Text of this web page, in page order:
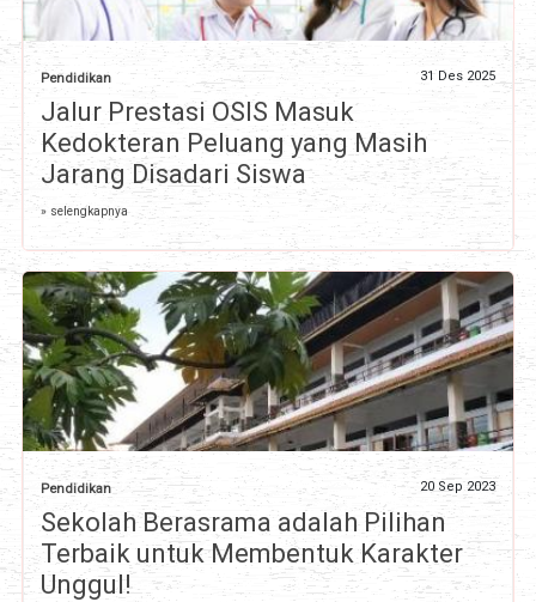
Pendidikan 31 Des 2025
Jalur Prestasi OSIS Masuk
Kedokteran Peluang yang Masih
Jarang Disadari Siswa
» selengkapnya
Pendidikan 20 Sep 2023
Sekolah Berasrama adalah Pilihan
Terbaik untuk Membentuk Karakter
Unggul!